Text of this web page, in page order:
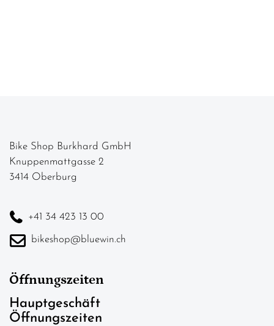
Bike Shop Burkhard GmbH
Knuppenmattgasse 2
3414 Oberburg
+41 34 423 13 00
bikeshop@bluewin.ch
Öffnungszeiten
Hauptgeschäft
Öffnungszeiten